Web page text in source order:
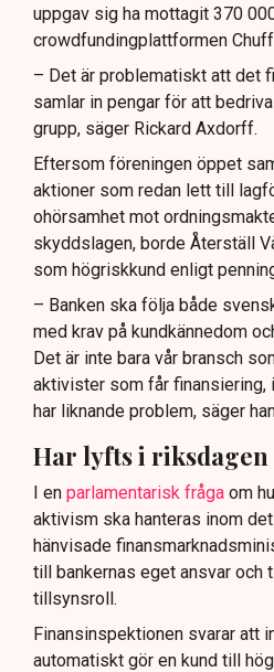
uppgav sig ha mottagit 370
crowdfundingplattformen
– Det är problematiskt att det
samlar in pengar för att
grupp, säger Rickard Axdorff.
Eftersom föreningen öppet
aktioner som redan lett till
ohörsamhet mot
skyddslagen, borde Återställ
som högriskkund enligt
– Banken ska följa både
med krav på kundkännedom
Det är inte bara vår bransch
aktivister som får
har liknande problem, säger
Har lyfts i riksdagen
I en parlamentarisk fråga om
aktivism ska hanteras inom
hänvisade
till bankernas eget ansvar och
tillsynsroll.
Finansinspektionen svarar att
automatiskt gör en kund till